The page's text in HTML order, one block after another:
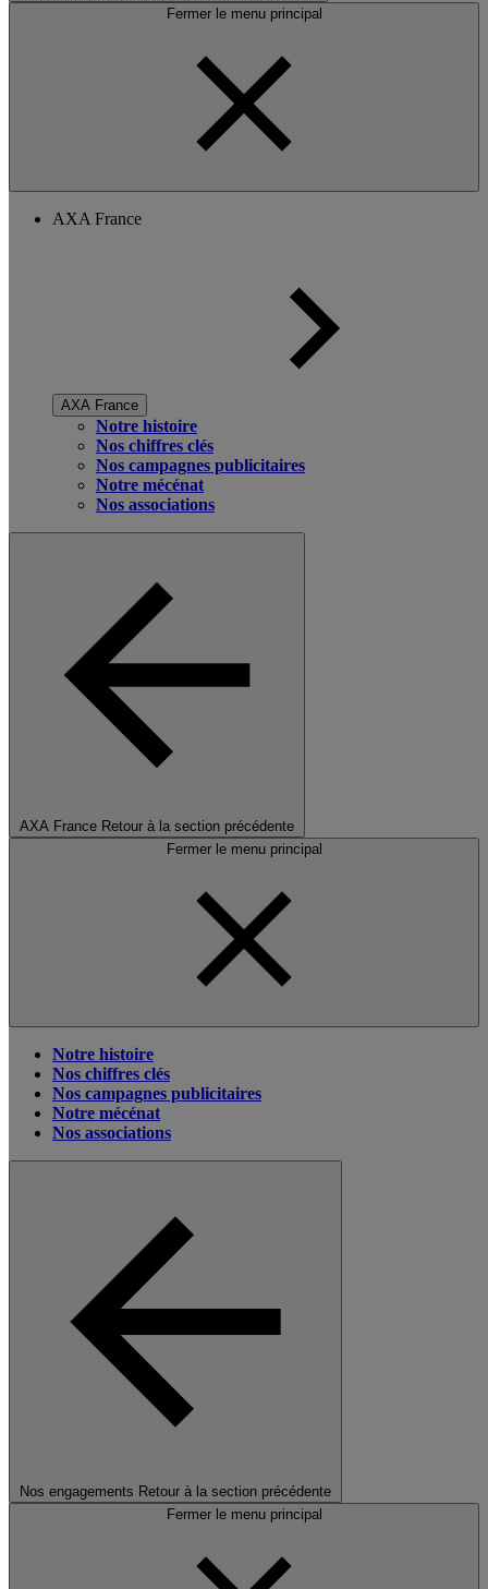
Fermer le menu principal
AXA France
AXA France
Notre histoire
Nos chiffres clés
Nos campagnes publicitaires
Notre mécénat
Nos associations
AXA France Retour à la section précédente
Fermer le menu principal
Notre histoire
Nos chiffres clés
Nos campagnes publicitaires
Notre mécénat
Nos associations
Nos engagements Retour à la section précédente
Fermer le menu principal